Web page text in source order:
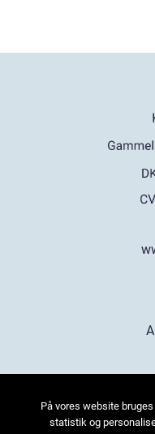
På vores website
statistik og